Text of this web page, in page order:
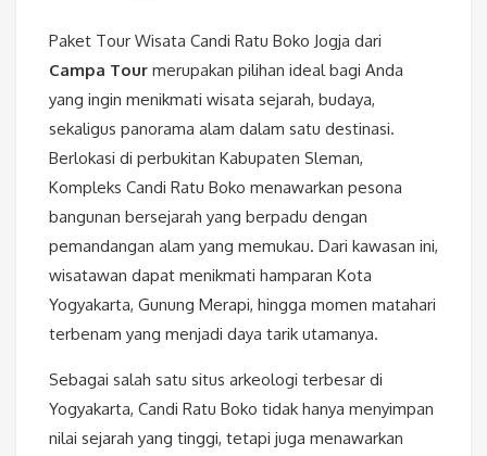
Paket Tour Wisata Candi Ratu Boko Jogja dari
Campa Tour merupakan pilihan ideal bagi Anda
yang ingin menikmati wisata sejarah, budaya,
sekaligus panorama alam dalam satu destinasi.
Berlokasi di perbukitan Kabupaten Sleman,
Kompleks Candi Ratu Boko menawarkan pesona
bangunan bersejarah yang berpadu dengan
pemandangan alam yang memukau. Dari kawasan ini,
wisatawan dapat menikmati hamparan Kota
Yogyakarta, Gunung Merapi, hingga momen matahari
terbenam yang menjadi daya tarik utamanya.
Sebagai salah satu situs arkeologi terbesar di
Yogyakarta, Candi Ratu Boko tidak hanya menyimpan
nilai sejarah yang tinggi, tetapi juga menawarkan